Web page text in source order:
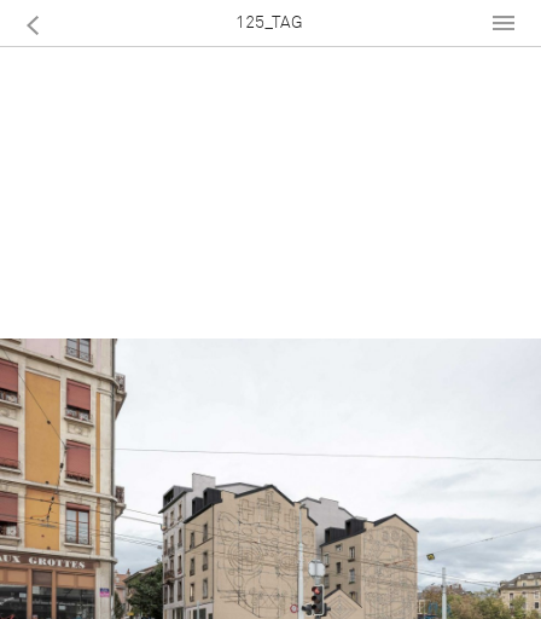
125_TAG